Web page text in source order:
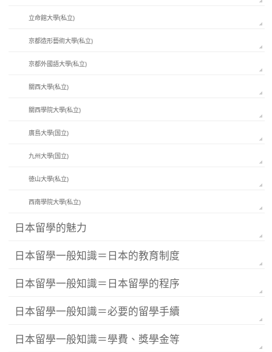
立命館大學(私立)
京都造形藝術大學(私立)
京都外國語大學(私立)
關西大學(私立)
關西學院大學(私立)
廣島大學(国立)
九州大學(国立)
徳山大學(私立)
西南學院大學(私立)
日本留學的魅力
日本留學一般知識＝日本的教育制度
日本留學一般知識＝日本留學的程序
日本留學一般知識＝必要的留學手續
日本留學一般知識＝學費、獎學金等